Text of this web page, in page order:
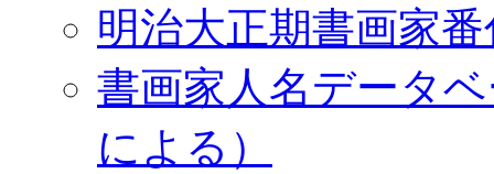
明治大正期書画家
書画家人名データ
による）